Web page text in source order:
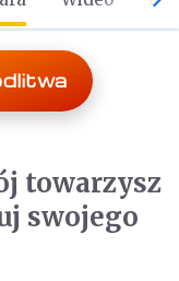
towarzysz
swojego